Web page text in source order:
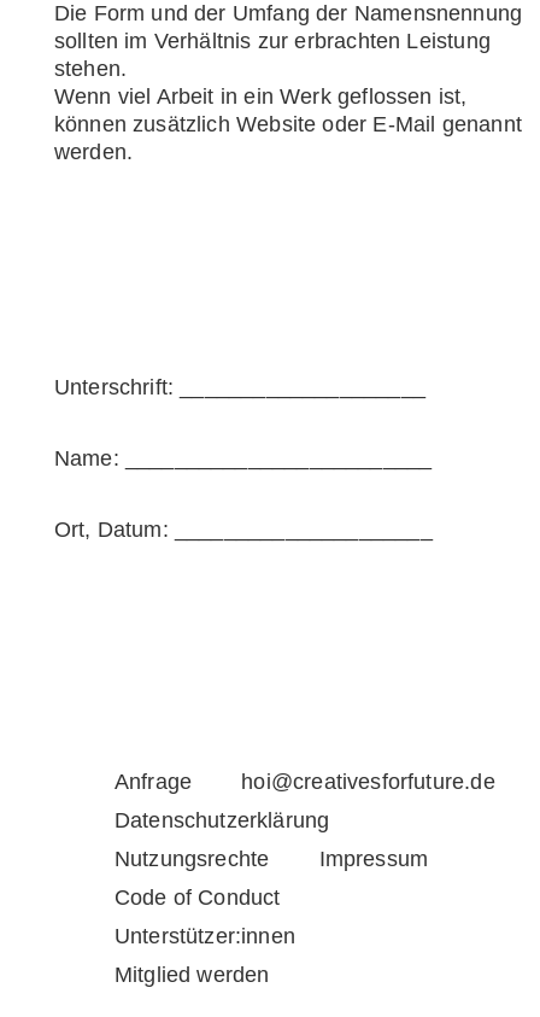
Die Form und der Umfang der Namensnennung
sollten im Verhältnis zur erbrachten Leistung
stehen.
Wenn viel Arbeit in ein Werk geflossen ist,
können zusätzlich Website oder E-Mail genannt
werden.
Unterschrift: ____________________
Name: _________________________
Ort, Datum: _____________________
Anfrage
hoi@creativesforfuture.de
Datenschutzerklärung
Nutzungsrechte
Impressum
Code of Conduct
Unterstützer:innen
Mitglied werden